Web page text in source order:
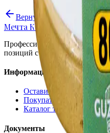
Вернуться в каталог
Мечта Кондитеров
Профессиональные
позиций с доставкой по
Информация
Оставить отзыв
Покупателям
Каталог товаров
Документы